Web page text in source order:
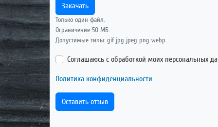
Закачать
Только один файл.
Ограничение 50 МБ.
Допустимые типы: gif jpg jpeg png webp.
Соглашаюсь с обработкой моих персональных
Политика конфиденциальности
Оставить отзыв